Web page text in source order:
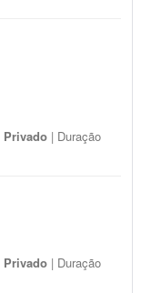
Privado | Duração
Privado | Duração